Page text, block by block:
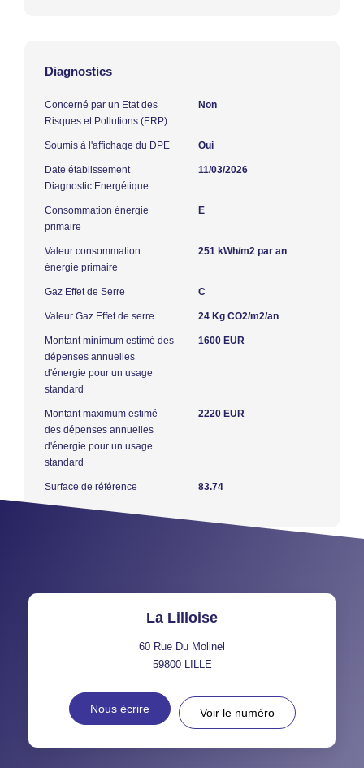
Diagnostics
Concerné par un Etat des
Risques et Pollutions (ERP)
Non
Soumis à l'affichage du DPE Oui
Date établissement
Diagnostic Energétique
11/03/2026
Consommation énergie
primaire
E
Valeur consommation
énergie primaire
251 kWh/m2 par an
Gaz Effet de Serre C
Valeur Gaz Effet de serre 24 Kg CO2/m2/an
Montant minimum estimé des
dépenses annuelles
d'énergie pour un usage
standard
1600 EUR
Montant maximum estimé
des dépenses annuelles
d'énergie pour un usage
standard
2220 EUR
Surface de référence 83.74
La Lilloise
60 Rue Du Molinel
59800 LILLE
Nous écrire Voir le numéro